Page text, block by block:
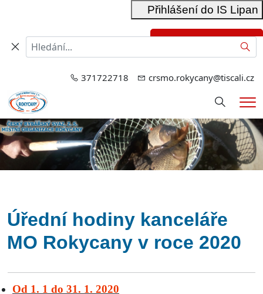
Přihlášení do IS Lipan
Přihlášení do RIS
371722718 crsmo.rokycany@tiscali.cz
Hledání
Úřední hodiny kanceláře
MO Rokycany v roce 2020
Od 1. 1 do 31. 1. 2020